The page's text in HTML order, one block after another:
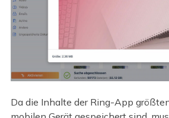
Da die Inhalte der Ring-App